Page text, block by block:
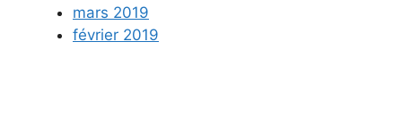
mars 2019
février 2019